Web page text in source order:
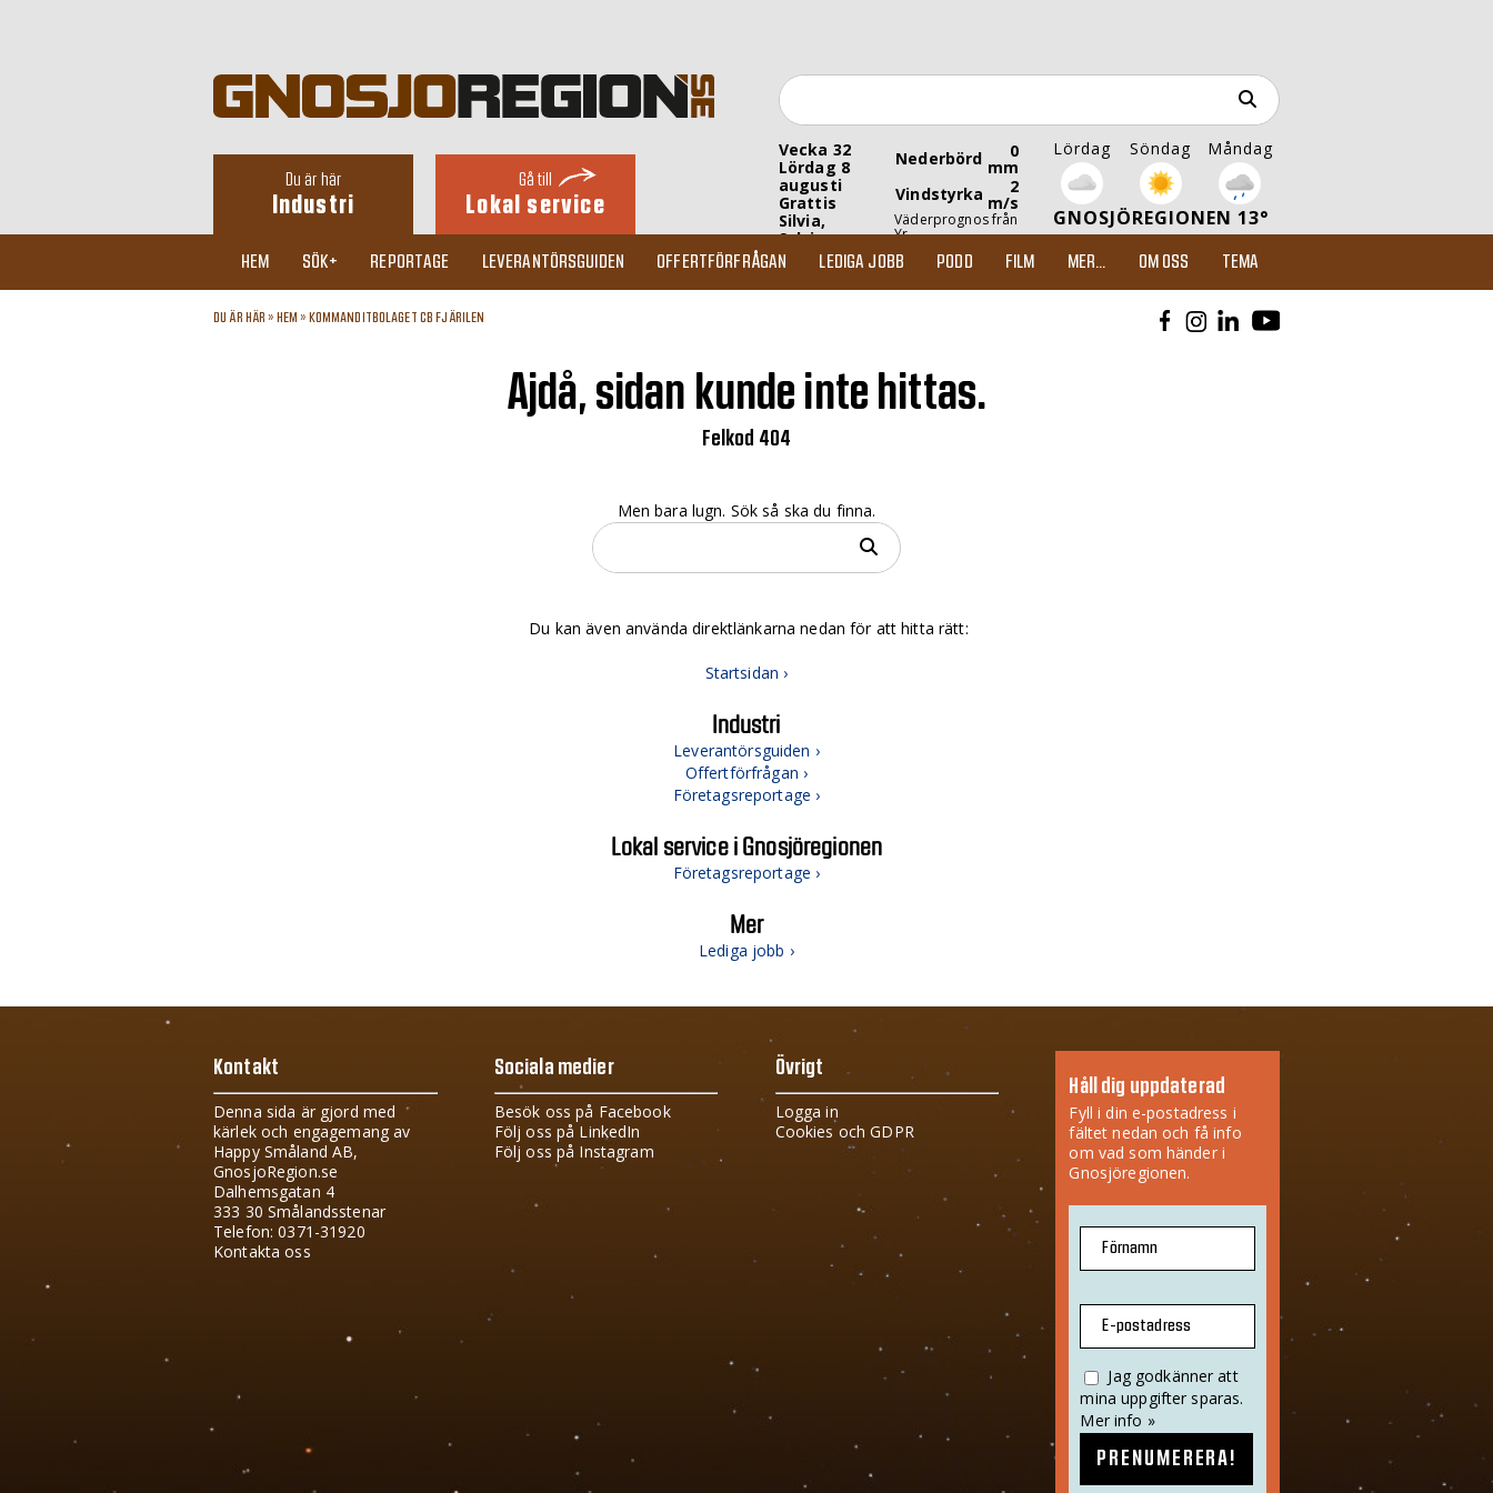
Du är här
Industri
Gå till
Lokal service
Vecka 32
Lördag 8
augusti
Grattis
Silvia,
Sylvia
Nederbörd 0
mm
Vindstyrka
2
m/s
Väderprognos från
Yr
Lördag Söndag Måndag
GNOSJÖREGIONEN 13°
HEM SÖK+ REPORTAGE LEVERANTÖRSGUIDEN OFFERTFÖRFRÅGAN LEDIGA JOBB PODD FILM MER... OM OSS TEMA
DU ÄR HÄR » HEM » KOMMANDITBOLAGET CB FJÄRILEN
Ajdå, sidan kunde inte hittas.
Felkod 404
Men bara lugn. Sök så ska du finna.
Du kan även använda direktlänkarna nedan för att hitta rätt:
Startsidan ›
Industri
Leverantörsguiden ›
Offertförfrågan ›
Företagsreportage ›
Lokal service i Gnosjöregionen
Företagsreportage ›
Mer
Lediga jobb ›
Kontakt
Denna sida är gjord med
kärlek och engagemang av
Happy Småland AB,
GnosjoRegion.se
Dalhemsgatan 4
333 30 Smålandsstenar
Telefon: 0371-31920
Kontakta oss
Sociala medier
Besök oss på Facebook
Följ oss på LinkedIn
Följ oss på Instagram
Övrigt
Logga in
Cookies och GDPR
Håll dig uppdaterad
Fyll i din e-postadress i
fältet nedan och få info
om vad som händer i
Gnosjöregionen.
Förnamn
E-postadress
Jag godkänner att
mina uppgifter sparas.
Mer info »
PRENUMERERA!